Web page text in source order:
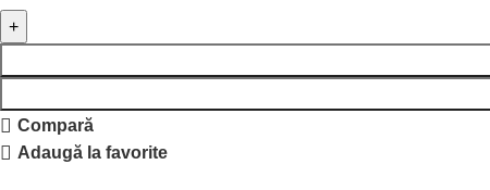
Compară
Adaugă la favorite